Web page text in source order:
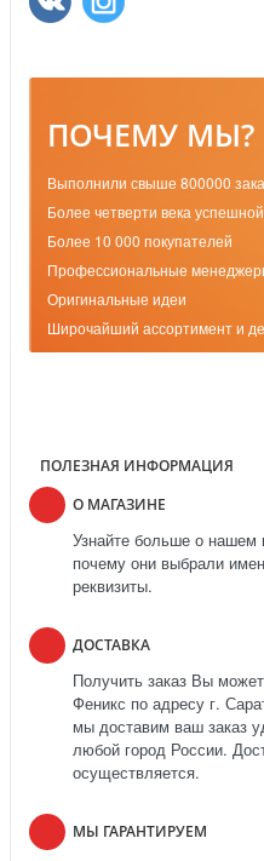
ПОЧЕМУ МЫ?
Выполнили свыше 800000
Более четверти века
Более 10 000 покупателей
Профессиональные
Оригинальные идеи
Широчайший ассортимент и
ПОЛЕЗНАЯ ИНФОРМАЦИЯ
О МАГАЗИНЕ
Узнайте больше о нашем
почему они выбрали
реквизиты.
ДОСТАВКА
Получить заказ Вы
Феникс по адресу г.
мы доставим ваш заказ
любой город России.
осуществляется.
МЫ ГАРАНТИРУЕМ